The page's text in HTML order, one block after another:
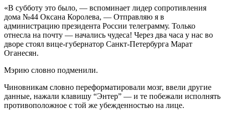
«В субботу это было, — вспоминает лидер сопротивления
дома №44 Оксана Королева, — Отправляю я в
администрацию президента России телеграмму. Только
отнесла на почту — начались чудеса! Через два часа у нас во
дворе стоял вице-губернатор Санкт-Петербурга Марат
Оганесян.
Мэрию словно подменили.
Чиновникам словно переформатировали мозг, ввели другие
данные, нажали клавишу “Энтер” — и те побежали исполнять
противоположное с той же убежденностью на лице.